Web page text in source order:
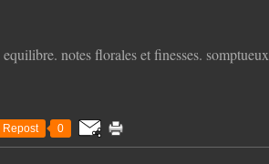
notes florales et finesses. somptueux
Repost 0